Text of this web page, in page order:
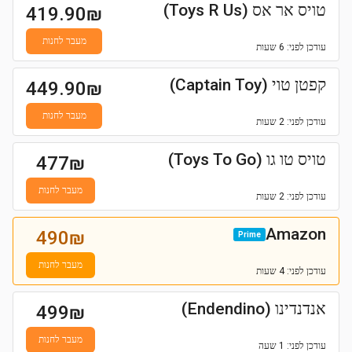
טויס אר אס (Toys R Us)
עודכן לפני: 6 שעות
419.90₪
מעבר לחנות
קפטן טוי (Captain Toy)
עודכן לפני: 2 שעות
449.90₪
מעבר לחנות
טויס טו גו (Toys To Go)
עודכן לפני: 2 שעות
477₪
מעבר לחנות
Amazon
Prime
עודכן לפני: 4 שעות
490₪
מעבר לחנות
אנדנדינו (Endendino)
עודכן לפני: 1 שעה
499₪
מעבר לחנות